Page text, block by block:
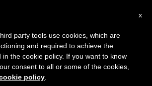
×
al 7 de agosto haremos la pausa
que en el periodo de verano
informaciones y también el
x
party tools use cookies, which are
and required to achieve the
in the cookie policy. If you want to know
consent to all or some of the cookies,
policy